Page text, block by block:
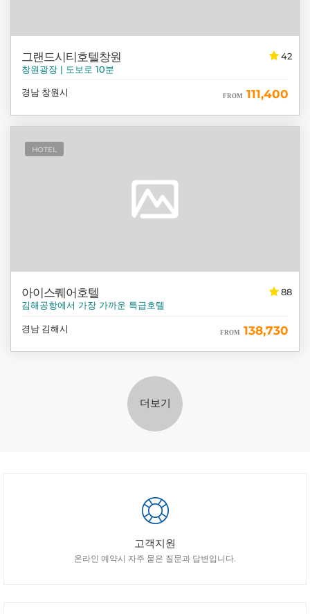
42
그랜드시티호텔창원
창원광장 | 도보로 10분
경남 창원시 FROM 111,400
HOTEL
88
아이스퀘어호텔
김해공항에서 가장 가까운 특급호텔
경남 김해시 FROM 138,730
더보기
고객지원
온라인 예약시 자주 묻은 질문과 답변입니다.